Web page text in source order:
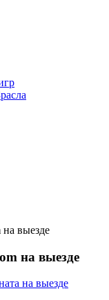
выезде
на выезде